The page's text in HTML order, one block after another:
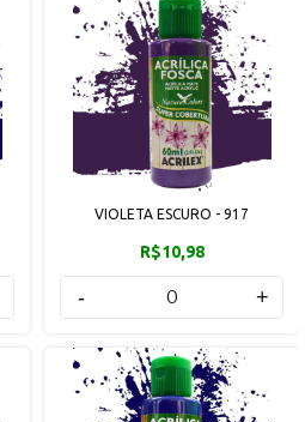
VIOLETA ESCURO - 917
R$10,98
- +